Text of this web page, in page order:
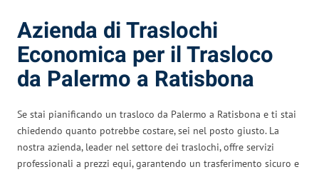
Azienda di Traslochi
Economica per il Trasloco
da Palermo a Ratisbona
Se stai pianificando un trasloco da Palermo a Ratisbona e ti stai
chiedendo quanto potrebbe costare, sei nel posto giusto. La
nostra azienda, leader nel settore dei traslochi, offre servizi
professionali a prezzi equi, garantendo un trasferimento sicuro e